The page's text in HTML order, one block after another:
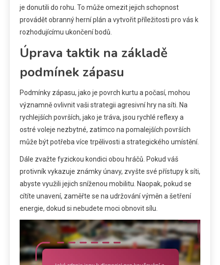
je donutili do rohu. To může omezit jejich schopnost
provádět obranný herní plán a vytvořit příležitosti pro vás k
rozhodujícímu ukončení bodů.
Úprava taktik na základě
podmínek zápasu
Podmínky zápasu, jako je povrch kurtu a počasí, mohou
významně ovlivnit vaši strategii agresivní hry na síti. Na
rychlejších površích, jako je tráva, jsou rychlé reflexy a
ostré voleje nezbytné, zatímco na pomalejších površích
může být potřeba více trpělivosti a strategického umístění.
Dále zvažte fyzickou kondici obou hráčů. Pokud váš
protivník vykazuje známky únavy, zvyšte své přístupy k síti,
abyste využili jejich sníženou mobilitu. Naopak, pokud se
cítíte unavení, zaměřte se na udržování výměn a šetření
energie, dokud si nebudete moci obnovit sílu.